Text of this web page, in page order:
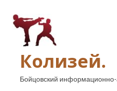
Колизей.
Бойцовский